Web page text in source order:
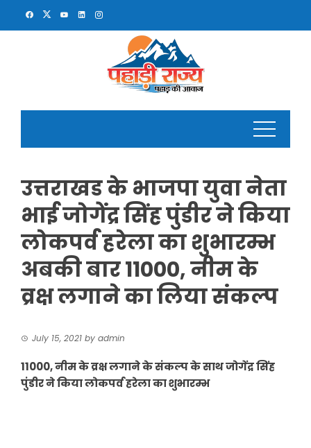
उत्तराखड के भाजपा युवा नेता
भाई जोगेंद्र सिंह पुंडीर ने किया
लोकपर्व हरेला का शुभारम्भ
अबकी बार 11000, नीम के
व्रक्ष लगाने का लिया संकल्प
July 15, 2021 by admin
11000, नीम के व्रक्ष लगाने के संकल्प के साथ जोगेंद्र सिंह
पुंडीर ने किया लोकपर्व हरेला का शुभारम्भ